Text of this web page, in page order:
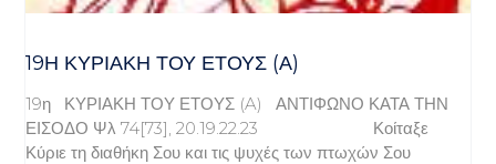
19Η ΚΥΡΙΑΚΉ ΤΟΥ ΈΤΟΥΣ (Α)
19η ΚΥΡΙΑΚΗ ΤΟΥ ΕΤΟΥΣ (A) ΑΝΤΙΦΩΝΟ ΚΑΤΑ ΤΗΝ
ΕΙΣΟΔΟ Ψλ 74[73], 20.19.22.23 Κοίταξε
Κύριε τη διαθήκη Σου και τις ψυχές των πτωχών Σου